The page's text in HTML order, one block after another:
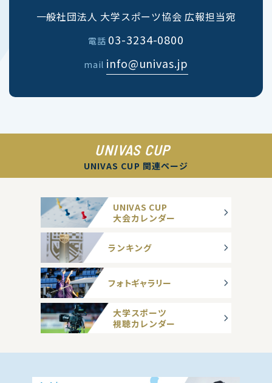
一般社団法人 大学スポーツ協会 広報担当宛
電話 03-3234-0800
mail info@univas.jp
UNIVAS CUP
UNIVAS CUP 関連ページ
UNIVAS CUP
大会カレンダー
ランキング
フォトギャラリー
大学スポーツ
視聴カレンダー